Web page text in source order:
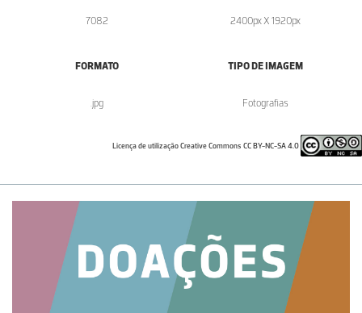
7082 2400px X 1920px
FORMATO
.jpg
TIPO DE IMAGEM
Fotografias
Licença de utilização Creative Commons CC BY-NC-SA 4.0